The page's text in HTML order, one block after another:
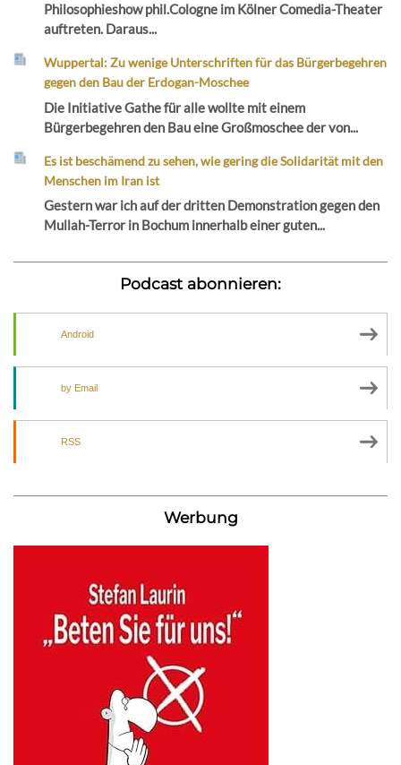
Philosophieshow phil.Cologne im Kölner Comedia-Theater
auftreten. Daraus...
Wuppertal: Zu wenige Unterschriften für das Bürgerbegehren
gegen den Bau der Erdogan-Moschee
Die Initiative Gathe für alle wollte mit einem
Bürgerbegehren den Bau eine Großmoschee der von...
Es ist beschämend zu sehen, wie gering die Solidarität mit den
Menschen im Iran ist
Gestern war ich auf der dritten Demonstration gegen den
Mullah-Terror in Bochum innerhalb einer guten...
Podcast abonnieren:
Android
by Email
RSS
Werbung